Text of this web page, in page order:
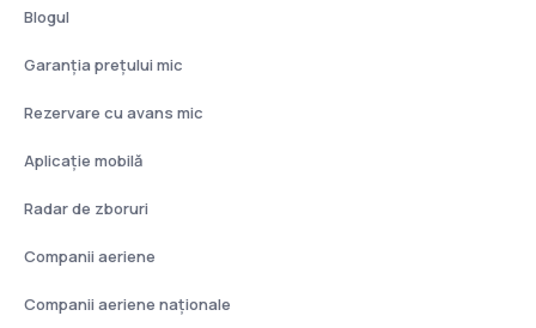
Blogul
Garanția prețului mic
Rezervare cu avans mic
Aplicație mobilă
Radar de zboruri
Companii aeriene
Companii aeriene naţionale